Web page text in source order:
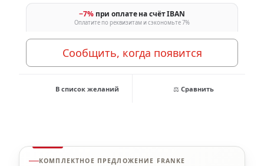
−7% при оплате на счёт IBAN
Оплатите по реквизитам и сэкономьте 7%
Сообщить, когда появится
В список желаний ⚖ Сравнить
КОМПЛЕКТНОЕ ПРЕДЛОЖЕНИЕ FRANKE